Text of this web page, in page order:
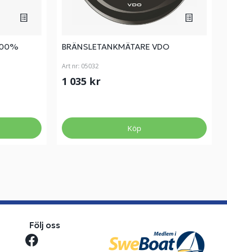
BRÄNSLETANKMÄTARE VDO
Art nr: 05032
1 035 kr
Köp
Följ oss